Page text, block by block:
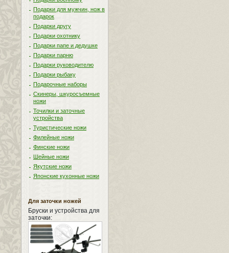
Подарки для мужчин, нож в
подарок
Подарки другу
Подарки охотнику
Подарки папе и дедушке
Подарки парню
Подарки руководителю
Подарки рыбаку
Подарочные наборы
Скинеры, шкуросъемные
ножи
Точилки и заточные
устройства
Туристические ножи
Филейные ножи
Финские ножи
Шейные ножи
Якутские ножи
Японские кухонные ножи
Для заточки ножей
Бруски и устройства для
заточки: